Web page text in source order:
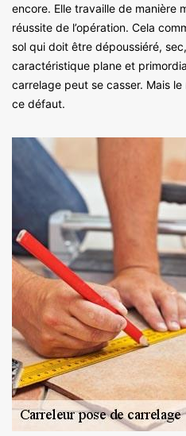
encore. Elle travaille de manière
réussite de l’opération. Cela
sol qui doit être dépoussiéré,
caractéristique plane et
carrelage peut se casser. Mais
ce défaut.